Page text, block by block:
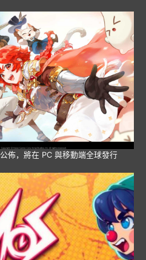
佈，將在 PC 與移動端全球發行